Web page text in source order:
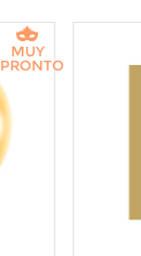
MUY
PRONTO